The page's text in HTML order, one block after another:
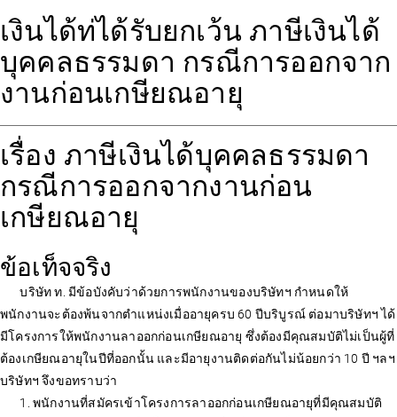
เงินได้ท่ได้รับยกเว้น ภาษีเงินได้
บุคคลธรรมดา กรณีการออกจาก
งานก่อนเกษียณอายุ
เรื่อง ภาษีเงินได้บุคคลธรรมดา
กรณีการออกจากงานก่อน
เกษียณอายุ
ข้อเท็จจริง
บริษัท ท. มีข้อบังคับว่าด้วยการพนักงานของบริษัทฯ กำหนดให้
พนักงานจะต้องพ้นจากตำแหน่งเมื่ออายุครบ 60 ปีบริบูรณ์ ต่อมาบริษัทฯ ได้
มีโครงการให้พนักงานลาออกก่อนเกษียณอายุ ซึ่งต้องมีคุณสมบัติไม่เป็นผู้ที่
ต้องเกษียณอายุในปีที่ออกนั้น และมีอายุงานติดต่อกันไม่น้อยกว่า 10 ปี ฯลฯ
บริษัทฯ จึงขอทราบว่า
1. พนักงานที่สมัครเข้าโครงการลาออกก่อนเกษียณอายุที่มีคุณสมบัติ